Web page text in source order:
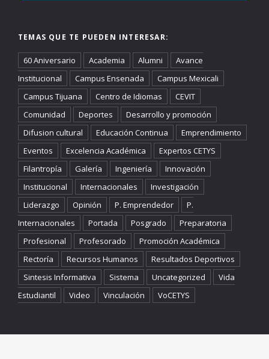
TEMAS QUE TE PUEDEN INTERESAR:
60 Aniversario Academia Alumni
Avance
Institucional
Campus Ensenada
Campus Mexicali
Campus Tijuana
Centro de Idiomas
CEVIT
Comunidad
Deportes
Desarrollo y promoción
Difusion cultural
Educación Continua
Emprendimiento
Eventos
Excelencia Académica
Expertos CETYS
Filantropía
Galería Ingeniería
Innovación
Institucional
Internacionales
Investigación
Liderazgo
Opinión P. Emprendedor
P.
Internacionales
Portada Posgrado
Preparatoria
Profesional
Profesorado
Promoción Académica
Rectoría
Recursos Humanos
Resultados Deportivos
Sintesis Informativa
Sistema Uncategorized
Vida
Estudiantil
Video Vinculación VoCETYS